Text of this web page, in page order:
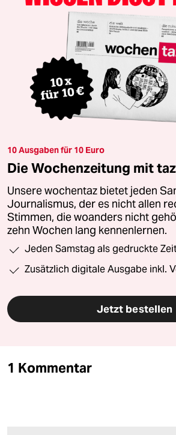
10 Ausgaben für 10 Euro
Die Wochenzeitung mit
Unsere wochentaz bietet jeden
Journalismus, der es nicht allen
Stimmen, die woanders nicht
zehn Wochen lang kennenlernen.
Jeden Samstag als gedruckte
Zusätzlich digitale Ausgabe inkl.
Jetzt bestellen
1 Kommentar